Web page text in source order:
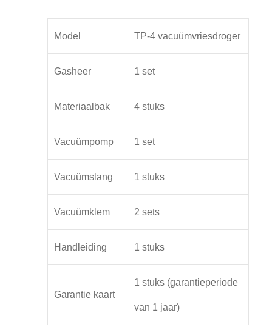
Model TP-4 vacuümvriesdroger
Gasheer 1 set
Materiaalbak 4 stuks
Vacuümpomp 1 set
Vacuümslang 1 stuks
Vacuümklem 2 sets
Handleiding 1 stuks
Garantie kaart
1 stuks (garantieperiode
van 1 jaar)